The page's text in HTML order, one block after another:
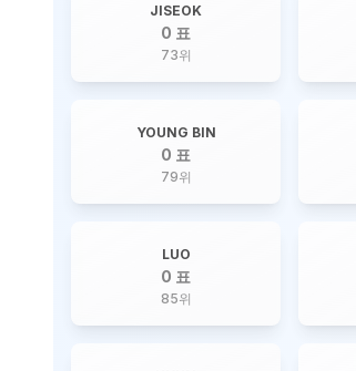
JISEOK
0 표
73위
YOUNG BIN
0 표
79위
LUO
0 표
85위